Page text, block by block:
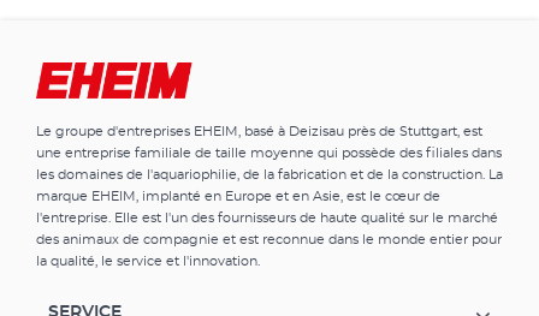
Le groupe d'entreprises EHEIM, basé à Deizisau près de Stuttgart, est
une entreprise familiale de taille moyenne qui possède des filiales dans
les domaines de l'aquariophilie, de la fabrication et de la construction. La
marque EHEIM, implanté en Europe et en Asie, est le cœur de
l'entreprise. Elle est l'un des fournisseurs de haute qualité sur le marché
des animaux de compagnie et est reconnue dans le monde entier pour
la qualité, le service et l'innovation.
SERVICE